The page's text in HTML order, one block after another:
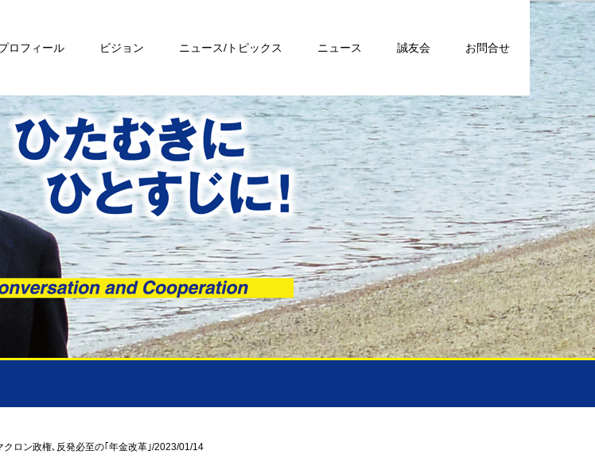
ロフィール ビジョン ニュース/トピックス ニュース 誠友会 お問合せ
クロン政権､反発必至の｢年金改革｣/2023/01/14